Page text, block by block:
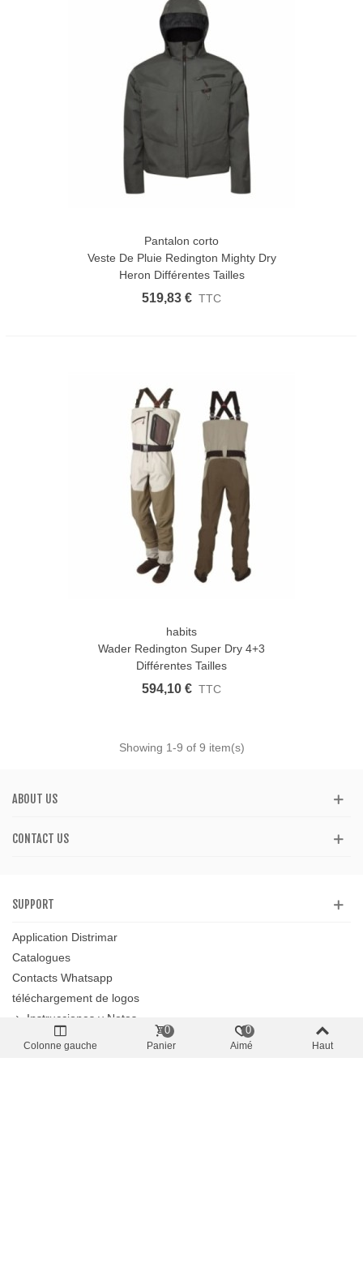
Pantalon corto
Veste De Pluie Redington Mighty Dry
Heron Différentes Tailles
519,83 € TTC
habits
Wader Redington Super Dry 4+3
Différentes Tailles
594,10 € TTC
Showing 1-9 of 9 item(s)
ABOUT US
CONTACT US
SUPPORT
Application Distrimar
Catalogues
Contacts Whatsapp
téléchargement de logos
Instrucciones y Notas
Meilleures ventes
Colonne gauche Panier
0
Aimé
0
Haut